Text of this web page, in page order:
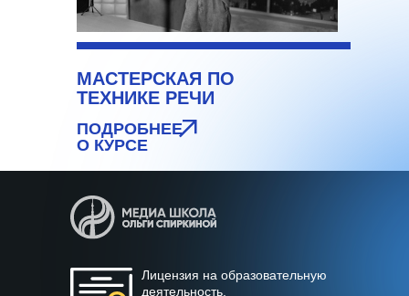
МАСТЕРСКАЯ ПО
ТЕХНИКЕ РЕЧИ
ПОДРОБНЕЕ
О КУРСЕ
Лицензия на образовательную
деятельность.